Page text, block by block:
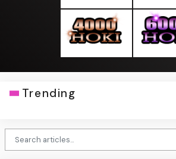
Trending